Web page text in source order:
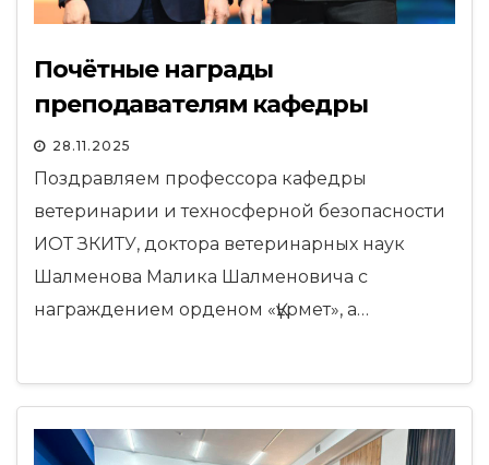
Почётные награды
преподавателям кафедры
28.11.2025
Поздравляем профессора кафедры
ветеринарии и техносферной безопасности
ИОТ ЗКИТУ, доктора ветеринарных наук
Шалменова Малика Шалменовича с
награждением орденом «Құрмет», а…